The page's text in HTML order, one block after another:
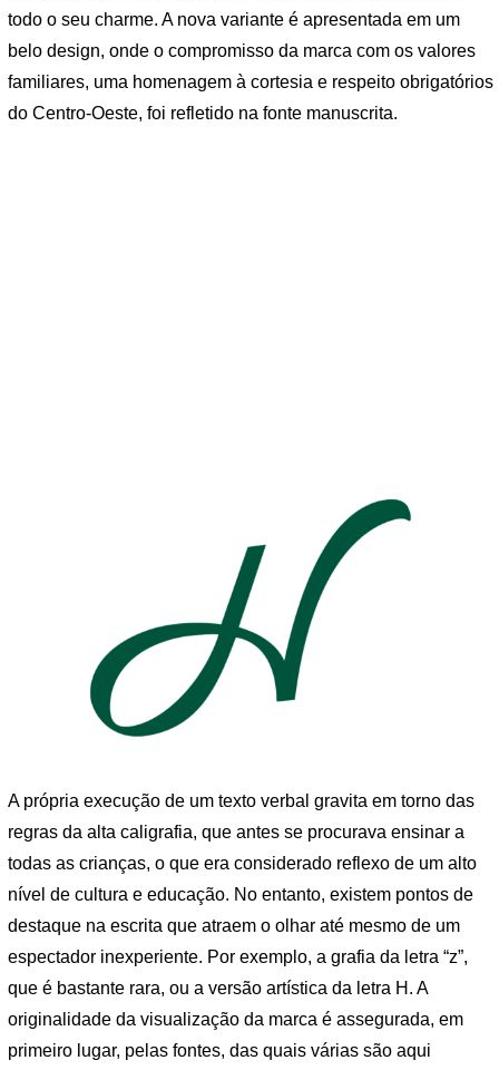
todo o seu charme. A nova variante é apresentada em um
belo design, onde o compromisso da marca com os valores
familiares, uma homenagem à cortesia e respeito obrigatórios
do Centro-Oeste, foi refletido na fonte manuscrita.
A própria execução de um texto verbal gravita em torno das
regras da alta caligrafia, que antes se procurava ensinar a
todas as crianças, o que era considerado reflexo de um alto
nível de cultura e educação. No entanto, existem pontos de
destaque na escrita que atraem o olhar até mesmo de um
espectador inexperiente. Por exemplo, a grafia da letra “z”,
que é bastante rara, ou a versão artística da letra H. A
originalidade da visualização da marca é assegurada, em
primeiro lugar, pelas fontes, das quais várias são aqui